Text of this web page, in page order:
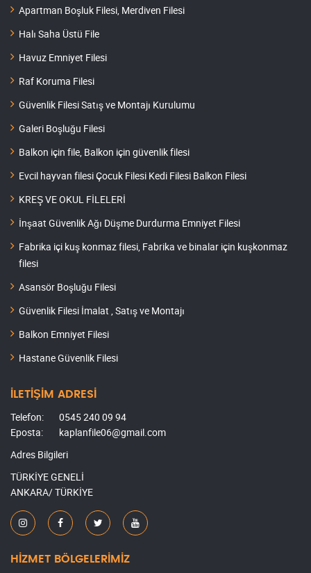
Apartman Boşluk Filesi, Merdiven Filesi
Halı Saha Üstü File
Havuz Emniyet Filesi
Raf Koruma Filesi
Güvenlik Filesi Satış ve Montajı Kurulumu
Galeri Boşluğu Filesi
Balkon için file, Balkon için güvenlik filesi
Evcil hayvan filesi Çocuk Filesi Kedi Filesi Balkon Filesi
KREŞ VE OKUL FİLELERİ
İnşaat Güvenlik Ağı Düşme Durdurma Emniyet Filesi
Fabrika içi kuş konmaz filesi, Fabrika ve binalar için kuşkonmaz
filesi
Asansör Boşluğu Filesi
Güvenlik Filesi İmalat , Satış ve Montajı
Balkon Emniyet Filesi
Hastane Güvenlik Filesi
İLETİŞİM ADRESİ
Telefon:
0545 240 09 94
Eposta:
kaplanfile06@gmail.com
Adres Bilgileri
TÜRKİYE GENELİ
ANKARA/ TÜRKİYE
HİZMET BÖLGELERİMİZ